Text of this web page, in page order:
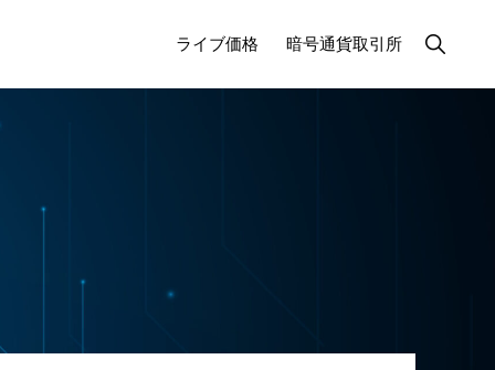
ライブ価格 暗号通貨取引所 検
索
表